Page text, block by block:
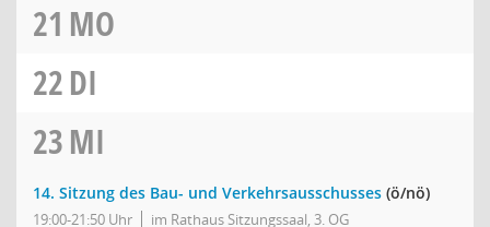
21 MO
22DI
23MI
14. Sitzung des Bau- und Verkehrsausschusses (ö/nö)
19:00-21:50 Uhr im Rathaus Sitzungssaal, 3. OG